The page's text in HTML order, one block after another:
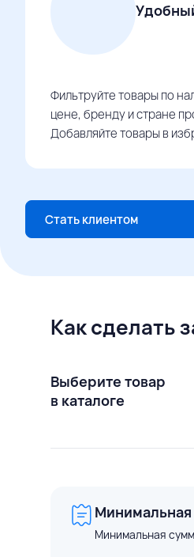
Фильтруйте товары по
цене, бренду и стране
Добавляйте товары в
Стать клиентом
Как сделать
Выберите товар
в каталоге
Минимальная
Минимальная